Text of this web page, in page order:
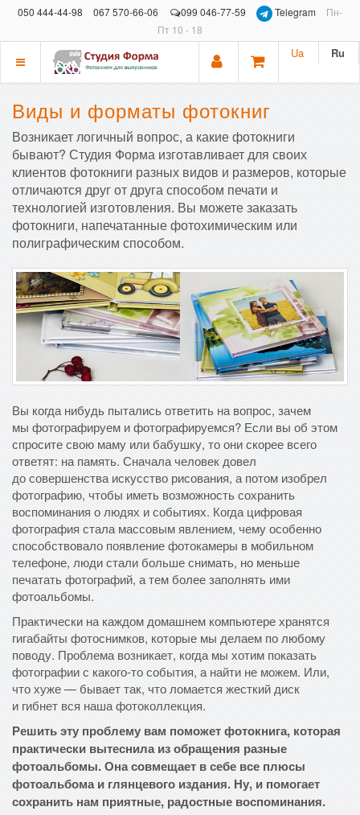
050 444-44-98 067 570-66-06 099 046-77-59 Telegram
Пн-
Пт 10 - 18
Показать
меню
Ua Ru
Виды и форматы фотокниг
Возникает логичный вопрос, а какие фотокниги
бывают? Студия Форма изготавливает для своих
клиентов фотокниги разных видов и размеров, которые
отличаются друг от друга способом печати и
технологией изготовления. Вы можете заказать
фотокниги, напечатанные фотохимическим или
полиграфическим способом.
Вы когда нибудь пытались ответить на вопрос, зачем
мы фотографируем и фотографируемся? Если вы об этом
спросите свою маму или бабушку, то они скорее всего
ответят: на память. Сначала человек довел
до совершенства искусство рисования, а потом изобрел
фотографию, чтобы иметь возможность сохранить
воспоминания о людях и событиях. Когда цифровая
фотография стала массовым явлением, чему особенно
способствовало появление фотокамеры в мобильном
телефоне, люди стали больше снимать, но меньше
печатать фотографий, а тем более заполнять ими
фотоальбомы.
Практически на каждом домашнем компьютере хранятся
гигабайты фотоснимков, которые мы делаем по любому
поводу. Проблема возникает, когда мы хотим показать
фотографии с какого-то события, а найти не можем. Или,
что хуже — бывает так, что ломается жесткий диск
и гибнет вся наша фотоколлекция.
Решить эту проблему вам поможет фотокнига, которая
практически вытеснила из обращения разные
фотоальбомы. Она совмещает в себе все плюсы
фотоальбома и глянцевого издания. Ну, и помогает
сохранить нам приятные, радостные воспоминания.